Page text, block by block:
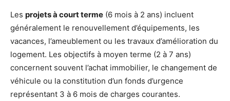
Les projets à court terme (6 mois à 2 ans) incluent
généralement le renouvellement d’équipements, les
vacances, l’ameublement ou les travaux d’amélioration du
logement. Les objectifs à moyen terme (2 à 7 ans)
concernent souvent l’achat immobilier, le changement de
véhicule ou la constitution d’un fonds d’urgence
représentant 3 à 6 mois de charges courantes.